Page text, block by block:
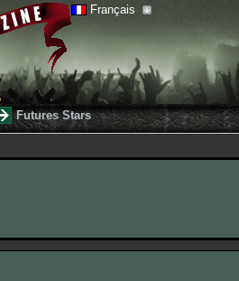
Français
Futures Stars